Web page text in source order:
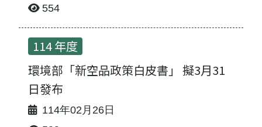
554
114 年度
環境部「新空品政策白皮書」 擬3月31
日發布
114年02月26日